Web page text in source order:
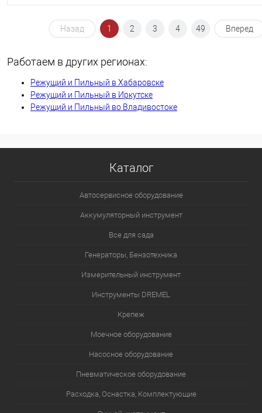
Назад 1 2 3 4 49 Вперед
Работаем в других регионах:
Режущий и Пильный в Хабаровске
Режущий и Пильный в Иркутске
Режущий и Пильный во Владивостоке
Каталог
Автосервисное оборудование
Аккумуляторный инструмент
Все для сада
Генераторы, Бензотехника
Измерительный инструмент
Инструменты DREMEL
Крепеж
Моечное оборудование
Насосное оборудование
Пневматическое оборудование
Расходка, Оснастка, Комплектующие